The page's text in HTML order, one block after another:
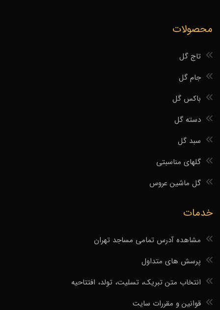
محصولات
تاج گل
جام گل
باکس گل
دسته گل
سبد گل
گلهای مناسبتی
گل ماشین عروس
خدمات
مشاهده آدرس تمامی مساجد تهران
پرسش های متداول
انتخاب متن تبریک، تسلیت، تولد، افتتاحیه
قوانین و مقررات سایت